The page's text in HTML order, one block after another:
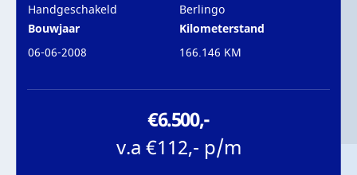
Handgeschakeld Berlingo
Bouwjaar
06-06-2008
Kilometerstand
166.146 KM
€6.500,-
v.a €112,- p/m